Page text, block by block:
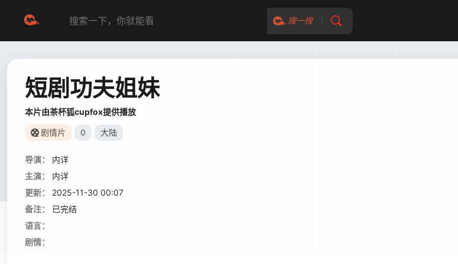
搜一搜
短剧功夫姐妹
本片由茶杯狐cupfox提供播放
剧情片 0 大陆
导演：
内详
主演：
内详
更新：
2025-11-30 00:07
备注：
已完结
语言：
剧情：